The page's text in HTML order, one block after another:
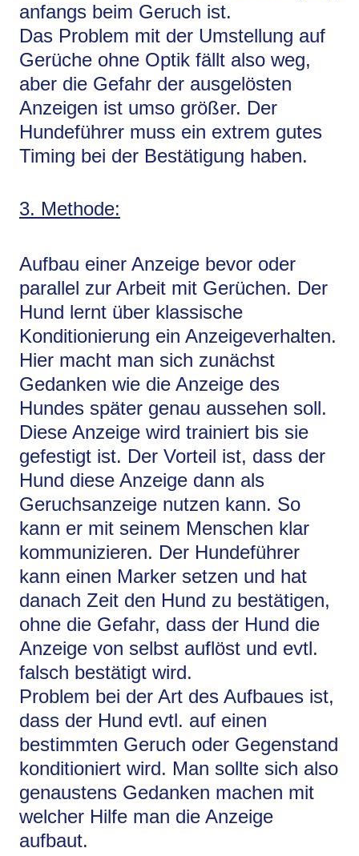
anfangs beim Geruch ist.
Das Problem mit der Umstellung auf
Gerüche ohne Optik fällt also weg,
aber die Gefahr der ausgelösten
Anzeigen ist umso größer. Der
Hundeführer muss ein extrem gutes
Timing bei der Bestätigung haben.
3. Methode:
Aufbau einer Anzeige bevor oder
parallel zur Arbeit mit Gerüchen. Der
Hund lernt über klassische
Konditionierung ein Anzeigeverhalten.
Hier macht man sich zunächst
Gedanken wie die Anzeige des
Hundes später genau aussehen soll.
Diese Anzeige wird trainiert bis sie
gefestigt ist. Der Vorteil ist, dass der
Hund diese Anzeige dann als
Geruchsanzeige nutzen kann. So
kann er mit seinem Menschen klar
kommunizieren. Der Hundeführer
kann einen Marker setzen und hat
danach Zeit den Hund zu bestätigen,
ohne die Gefahr, dass der Hund die
Anzeige von selbst auflöst und evtl.
falsch bestätigt wird.
Problem bei der Art des Aufbaues ist,
dass der Hund evtl. auf einen
bestimmten Geruch oder Gegenstand
konditioniert wird. Man sollte sich also
genaustens Gedanken machen mit
welcher Hilfe man die Anzeige
aufbaut.